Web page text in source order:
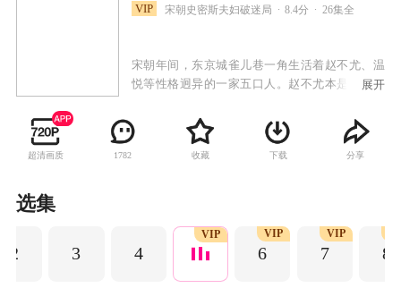
VIP 宋朝史密斯夫妇破迷局 8.4分 26集全
宋朝年间，东京城雀儿巷一角生活着赵不尤、温
悦等性格迥异的一家五口人。赵不尤本是大理寺
子温悦却一心只想置宅购田，一家人时常吵吵闹
闹却也其乐融融。一次意外，一家人被卷入轰动
的梅船大案中，开启了一边破解各类悬案、一边
解，一切线索都指向了“江南大善人”。最终通过
一家五口的共同努力揭露了恶人的伪善与恶行，
展开
超清画质 1782 收藏 下载 分享
选集
2 3 4
VIP
6
VIP
7
VIP
8